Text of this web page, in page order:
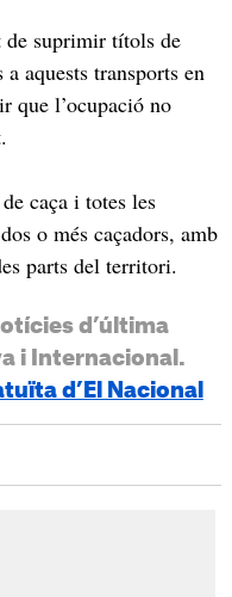
suprimir títols de
aquests transports en
que l’ocupació no
caça i totes les
o més caçadors, amb
parts del territori.
d’última
i Internacional.
d’El Nacional